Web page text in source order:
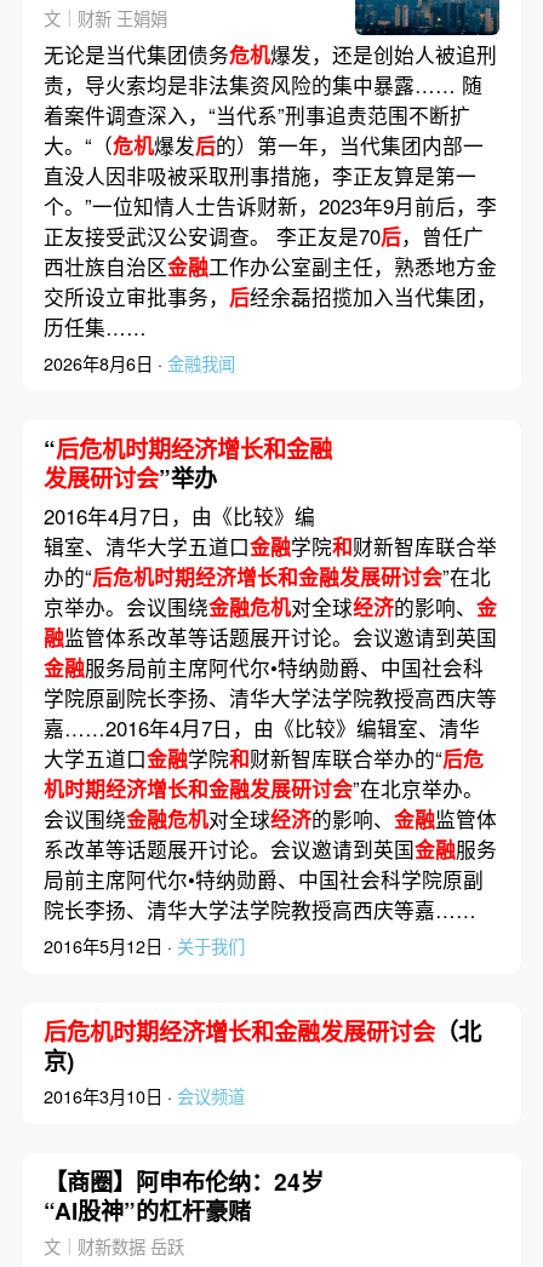
文｜财新 王娟娟
无论是当代集团债务危机爆发，还是创始人被追刑
责，导火索均是非法集资风险的集中暴露…… 随
着案件调查深入，“当代系”刑事追责范围不断扩
大。“（危机爆发后的）第一年，当代集团内部一
直没人因非吸被采取刑事措施，李正友算是第一
个。”一位知情人士告诉财新，2023年9月前后，李
正友接受武汉公安调查。 李正友是70后，曾任广
西壮族自治区金融工作办公室副主任，熟悉地方金
交所设立审批事务， 后经余磊招揽加入当代集团，
历任集……
2026年8月6日 · 金融我闻
“后危机时期经济增长和金融
发展研讨会”举办
2016年4月7日，由《比较》编
辑室、清华大学五道口金融学院和财新智库联合举
办的“后危机时期经济增长和金融发展研讨会”在北
京举办。会议围绕金融危机对全球经济的影响、 金
融监管体系改革等话题展开讨论。会议邀请到英国
金融服务局前主席阿代尔•特纳勋爵、中国社会科
学院原副院长李扬、清华大学法学院教授高西庆等
嘉……2016年4月7日，由《比较》编辑室、清华
大学五道口金融学院和财新智库联合举办的“后危
机时期经济增长和金融发展研讨会”在北京举办。
会议围绕金融危机对全球经济的影响、 金融监管体
系改革等话题展开讨论。会议邀请到英国金融服务
局前主席阿代尔•特纳勋爵、中国社会科学院原副
院长李扬、清华大学法学院教授高西庆等嘉……
2016年5月12日 · 关于我们
后危机时期经济增长和金融发展研讨会（北
京)
2016年3月10日 · 会议频道
【商圈】阿申布伦纳：24岁
“AI股神”的杠杆豪赌
文｜财新数据 岳跃